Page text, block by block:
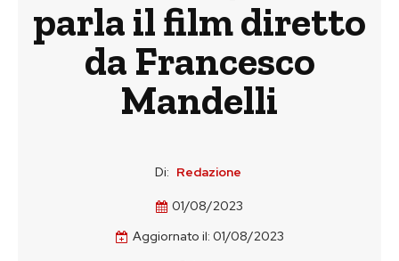
parla il film diretto
da Francesco
Mandelli
Di: Redazione
01/08/2023
Aggiornato il: 01/08/2023